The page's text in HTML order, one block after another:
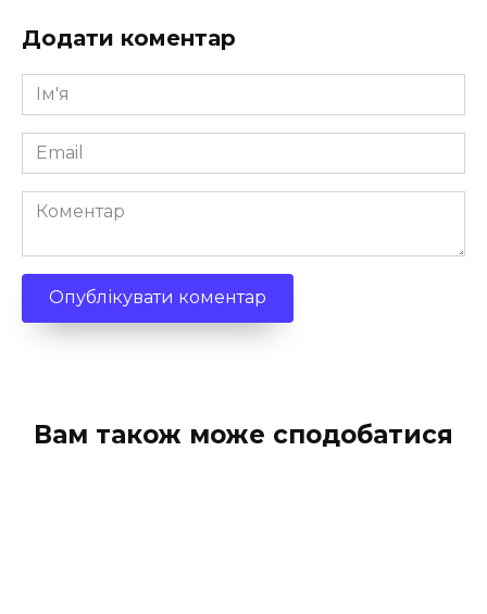
Додати коментар
Ім'я
*
Email
*
Коментар
Вам також може сподобатися